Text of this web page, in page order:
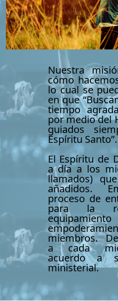
Nuestra
cómo
lo cual se
en que
tiempo
por medio del
guiados
Espíritu Santo”.
El Espíritu de
a día a los
llamados)
añadidos.
proceso de
para la
miembros.
a cada
acuerdo a
ministerial.